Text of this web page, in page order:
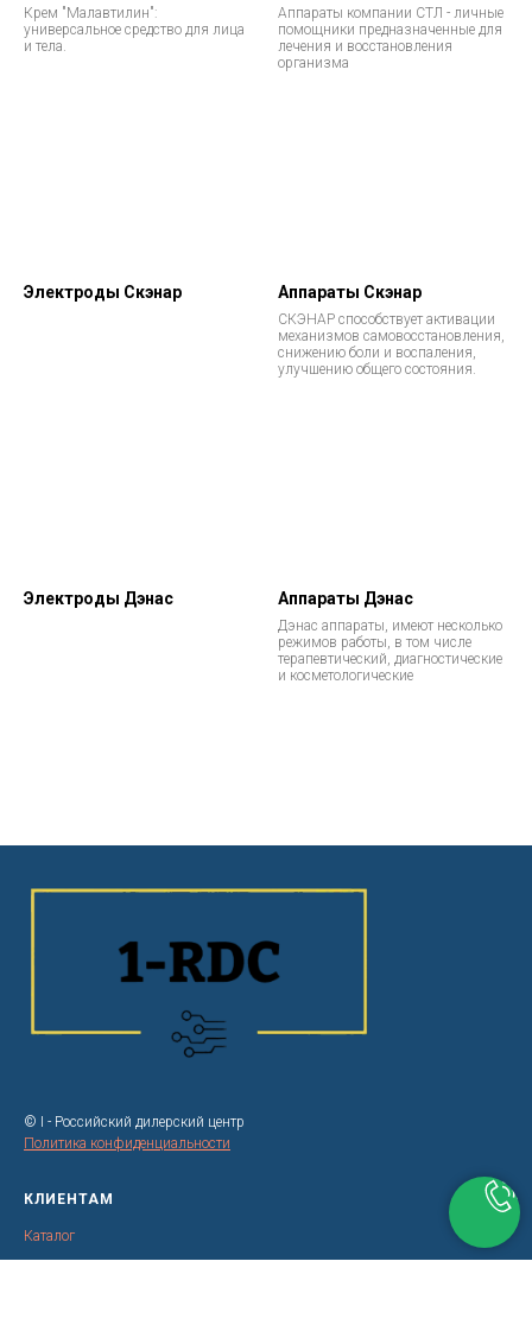
Крем "Малавтилин":
универсальное средство для лица
и тела.
Аппараты компании СТЛ - личные
помощники предназначенные для
лечения и восстановления
организма
Электроды Скэнар Аппараты Скэнар
СКЭНАР способствует активации
механизмов самовосстановления,
снижению боли и воспаления,
улучшению общего состояния.
Электроды Дэнас Аппараты Дэнас
Дэнас аппараты, имеют несколько
режимов работы, в том числе
терапевтический, диагностические
и косметологические
© I - Российский дилерский центр
Политика конфиденциальности
КЛИЕНТАМ
Каталог